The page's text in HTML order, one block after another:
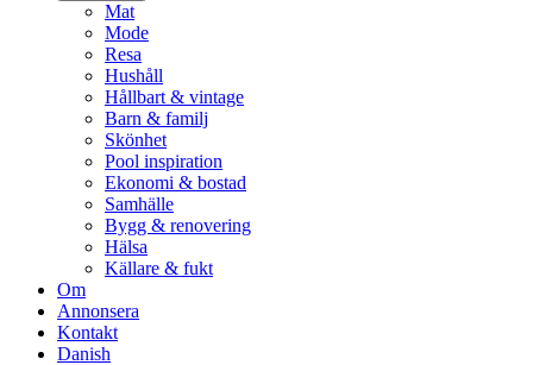
Mat
Mode
Resa
Hushåll
Hållbart & vintage
Barn & familj
Skönhet
Pool inspiration
Ekonomi & bostad
Samhälle
Bygg & renovering
Hälsa
Källare & fukt
Om
Annonsera
Kontakt
Danish